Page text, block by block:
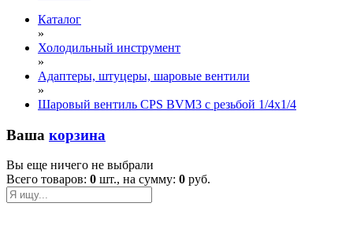
Каталог
»
Холодильный инструмент
»
Адаптеры, штуцеры, шаровые вентили
»
Шаровый вентиль CPS BVM3 с резьбой 1/4х1/4
Ваша корзина
Вы еще ничего не выбрали
Всего товаров: 0 шт., на сумму: 0 руб.